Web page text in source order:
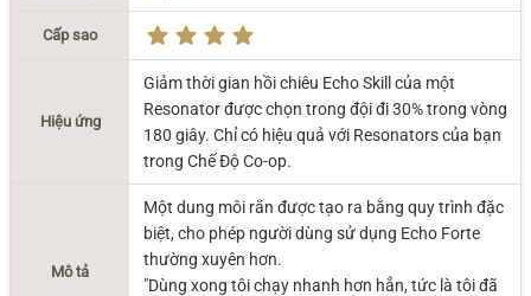
Cấp sao
Hiệu ứng
Giảm thời gian hồi chiêu Echo Skill của một
Resonator được chọn trong đội đi 30% trong vòng
180 giây. Chỉ có hiệu quả với Resonators của bạn
trong Chế Độ Co-op.
Mô tả
Một dung môi rắn được tạo ra bằng quy trình đặc
biệt, cho phép người dùng sử dụng Echo Forte
thường xuyên hơn.
"Dùng xong tôi chạy nhanh hơn hẳn, tức là tôi đã